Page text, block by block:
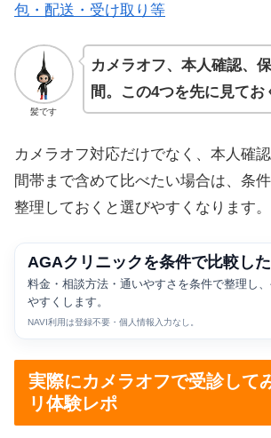
包・配送・受け取り等
髪です
カメラオフ、本人確認、
間。この4つを先に見てお
カメラオフ対応だけでなく、本人確
間帯まで含めて比べたい場合は、条
整理しておくと選びやすくなります。
AGAクリニックを条件で比較し
料金・相談方法・通いやすさを条件で整理し
やすくします。
NAVI利用は登録不要・個人情報入力なし。
実際にカメラオフで受診して
リ体験レポ